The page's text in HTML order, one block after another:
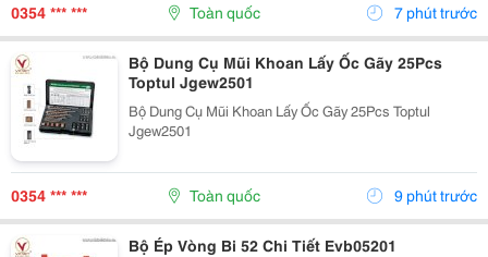
0354 *** *** Toàn quốc 7 phút trước
Bộ Dung Cụ Mũi Khoan Lấy Ốc Gãy 25Pcs
Toptul Jgew2501
Bộ Dung Cụ Mũi Khoan Lấy Ốc Gãy 25Pcs Toptul
Jgew2501
0354 *** *** Toàn quốc 9 phút trước
Bộ Ép Vòng Bi 52 Chi Tiết Evb05201